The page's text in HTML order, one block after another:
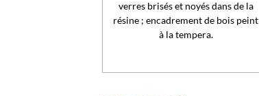
verres brisés et noyés dans de la
résine ; encadrement de bois peint
à la tempera.